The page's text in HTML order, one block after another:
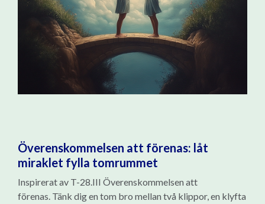
Överenskommelsen att förenas: låt
miraklet fylla tomrummet
Inspirerat av T-28.III Överenskommelsen att
förenas. Tänk dig en tom bro mellan två klippor, en klyfta